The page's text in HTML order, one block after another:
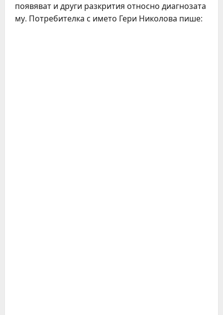
появяват и други разкрития относно диагнозата
му. Потребителка с името Гери Николова пише: